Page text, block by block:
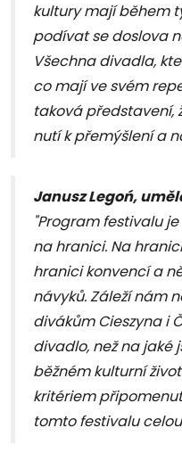
kultury mají během
podívat se doslova
Všechna divadla,
co mají ve svém
taková představení,
nutí k přemýšlení a
Janusz Legoń,
"Program festivalu
na hranici. Na
hranici konvencí a
návyků. Záleží nám
divákům Cieszyna i
divadlo, než na jaké
běžném kulturní
kritériem
tomto festivalu